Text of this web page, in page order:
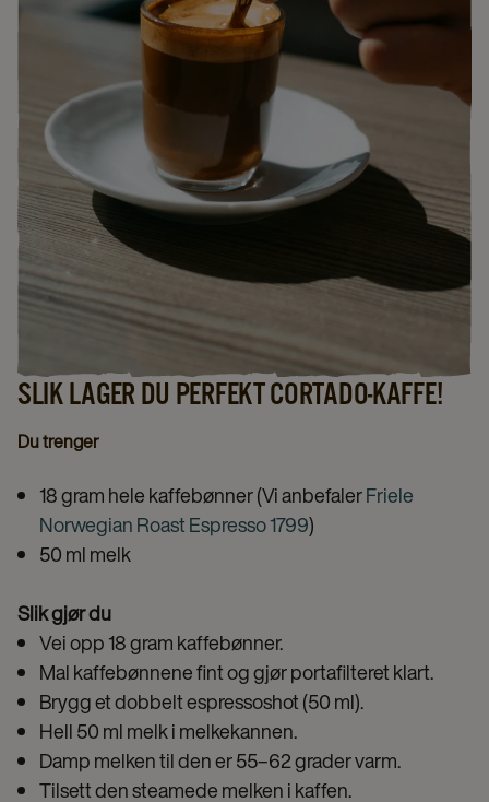
SLIK LAGER DU PERFEKT CORTADO-KAFFE!
Du trenger
18 gram hele kaffebønner (Vi anbefalerFriele
Norwegian Roast Espresso 1799)
50 ml melk
Slik gjør du
Vei opp 18 gram kaffebønner.
Mal kaffebønnene fint og gjør portafilteret klart.
Brygg et dobbelt espressoshot (50 ml).
Hell 50 ml melk i melkekannen.
Damp melken til den er 55–62 grader varm.
Tilsett den steamede melken i kaffen.